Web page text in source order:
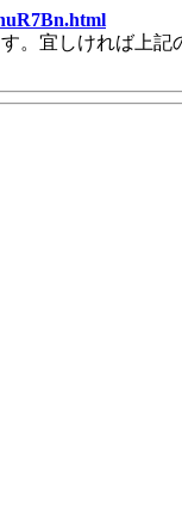
。宜しければ上